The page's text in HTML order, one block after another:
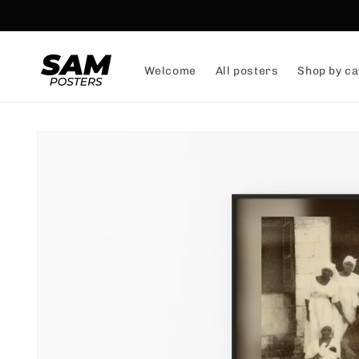
Welcome All posters Shop by